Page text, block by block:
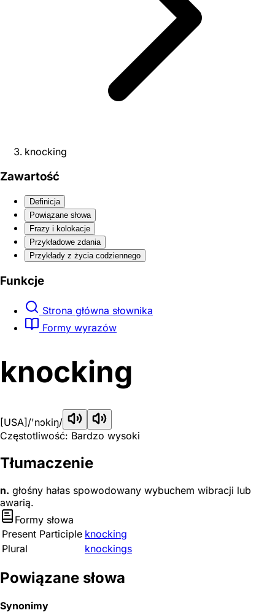
knocking
Zawartość
Definicja
Powiązane słowa
Frazy i kolokacje
Przykładowe zdania
Przykłady z życia codziennego
Funkcje
Strona główna słownika
Formy wyrazów
knocking
[USA] /'nɔkiŋ/
Częstotliwość: Bardzo wysoki
Tłumaczenie
n. głośny hałas spowodowany wybuchem wibracji lub
awarią.
Formy słowa
Present Participle knocking
Plural
knockings
Powiązane słowa
Synonimy